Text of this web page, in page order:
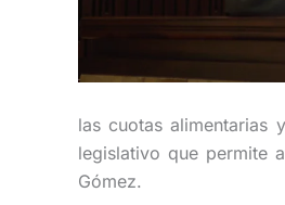
las cuotas alimentarias
legislativo que permite
Gómez.